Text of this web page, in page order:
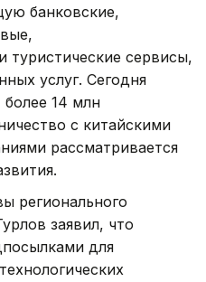
банковские,
туристические сервисы,
услуг. Сегодня
более 14 млн
с китайскими
рассматривается
регионального
заявил, что
для